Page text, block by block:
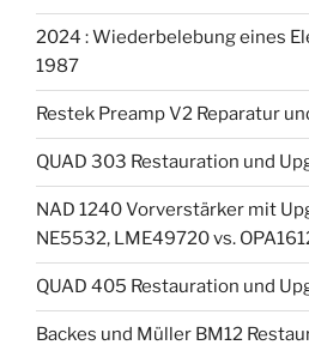
2024 : Wiederbelebung eines
1987
Restek Preamp V2 Reparatur
QUAD 303 Restauration und
NAD 1240 Vorverstärker mit
NE5532, LME49720 vs.
QUAD 405 Restauration und
Backes und Müller BM12